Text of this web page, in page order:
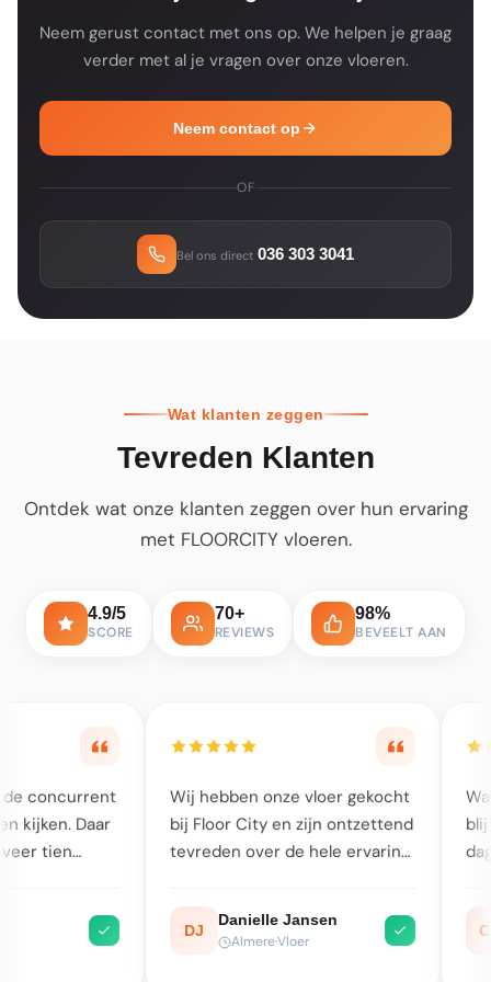
Neem gerust contact met ons op. We helpen je graag
verder met al je vragen over onze vloeren.
Neem contact op
OF
Bel ons direct 036 303 3041
Wat klanten zeggen
Tevreden Klanten
Ontdek wat onze klanten zeggen over hun ervaring
met FLOORCITY vloeren.
4.9/5
SCORE
70+
REVIEWS
98%
BEVEELT AAN
onze vloer gekocht
en zijn ontzettend
over de hele ervaring.
en vriendelijk
Jansen
Wat een resultaat, wat ben ik
blij met mijn nieuwe vloer. Geen
dagenlange werkzaamheden,
CK
Cem Koç
Almere
PVC Vloer